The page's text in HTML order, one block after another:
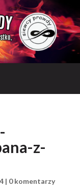
z-
| 0 komentarzy